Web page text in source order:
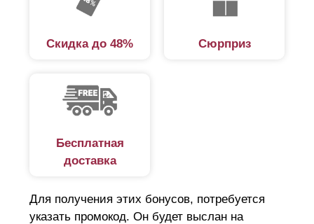
Скидка до 48% Сюрприз
Бесплатная
доставка
Для получения этих бонусов, потребуется
указать промокод. Он будет выслан на